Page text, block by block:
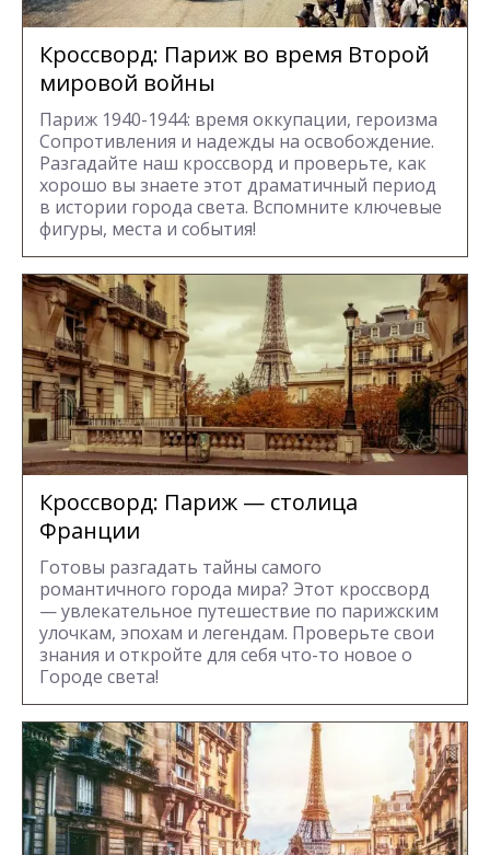
Кроссворд: Париж во время Второй
мировой войны
Париж 1940-1944: время оккупации, героизма
Сопротивления и надежды на освобождение.
Разгадайте наш кроссворд и проверьте, как
хорошо вы знаете этот драматичный период
в истории города света. Вспомните ключевые
фигуры, места и события!
Кроссворд: Париж — столица
Франции
Готовы разгадать тайны самого
романтичного города мира? Этот кроссворд
— увлекательное путешествие по парижским
улочкам, эпохам и легендам. Проверьте свои
знания и откройте для себя что-то новое о
Городе света!